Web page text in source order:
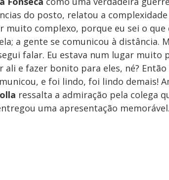
do posto, relatou a
muito complexo, porque eu sei o que
a gente se comunicou à distância.
falar. Eu estava num lugar muito
ali e fazer bonito para eles, né?
e foi lindo, foi lindo demais!
ressalta a admiração pela colega
uma apresentação memorável.